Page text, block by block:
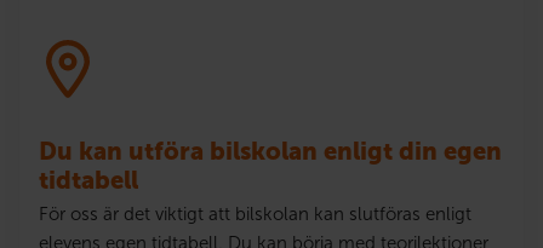
Du kan utföra bilskolan enligt din egen
tidtabell
För oss är det viktigt att bilskolan kan slutföras enligt
elevens egen tidtabell. Du kan börja med teorilektioner